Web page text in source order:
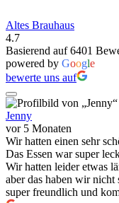
Altes Brauhaus
4.7
Basierend auf 6401
powered by Google
bewerte uns auf
Jenny
vor 5 Monaten
Wir hatten einen sehr
Das Essen war super
Wir hatten leider etwas
aber das haben wir nicht
super freundlich und